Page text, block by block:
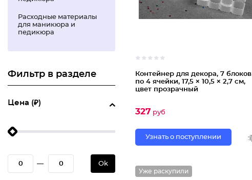
Расходные материалы
для маникюра и
педикюра
Фильтр в разделе
Цена (₽)
— Ok
Контейнер для декора, 7 блоков
по 4 ячейки, 17,5 × 10,5 × 2,7 см,
цвет прозрачный
327 руб
Узнать о поступлении
Уже раскупили